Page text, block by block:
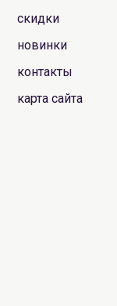
скидки
новинки
контакты
карта сайта